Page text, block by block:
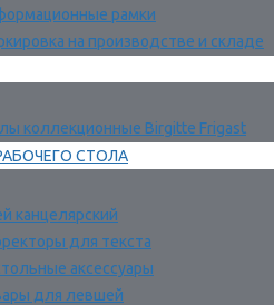
рамки
на производстве и складе
коллекционные Birgitte Frigast
СТОЛА
канцелярский
для текста
аксессуары
для левшей